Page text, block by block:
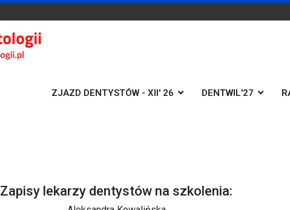
ZJAZD DENTYSTÓW - XII' 26 DENTWIL'27
Zapisy lekarzy dentystów na szkolenia: